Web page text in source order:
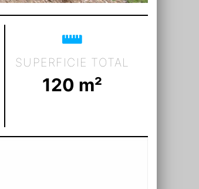
SUPERFICIE TOTAL
120 m²